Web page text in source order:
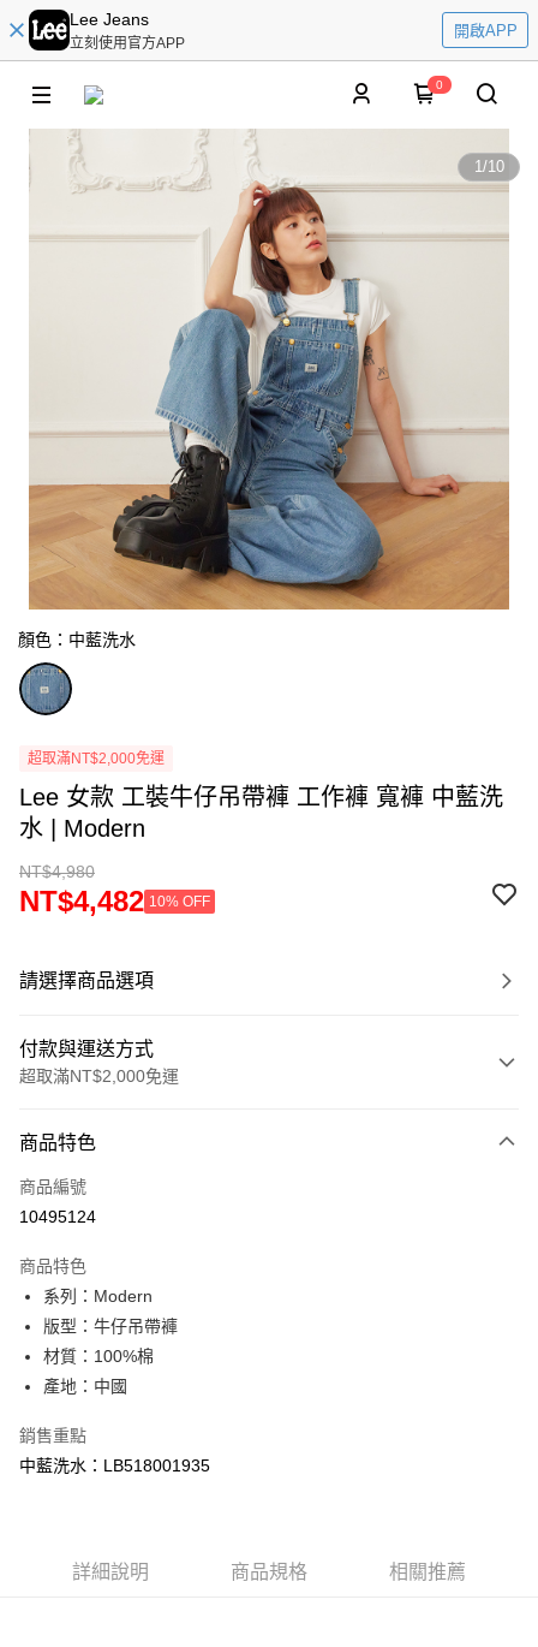
Lee Jeans
立刻使用官方APP
開啟APP
0
1/10
顏色：中藍洗水
超取滿NT$2,000免運
Lee 女款 工裝牛仔吊帶褲 工作褲 寬褲 中藍洗
水 | Modern
NT$4,980
NT$4,482 10% OFF
請選擇商品選項
付款與運送方式
超取滿NT$2,000免運
信用卡一次付款
信用卡分期付款
合作金庫商業銀行
華南商業銀行
上海商業儲蓄銀行
國泰世華商業銀行
臺灣中小企業銀行
聯邦商業銀行
元大商業銀行
超商取貨付款
LINE Pay
Apple Pay
Google Pay
相關說明
商品特色
商品編號
10495124
商品特色
系列：Modern
版型：牛仔吊帶褲
材質：100%棉
產地：中國
銷售重點
中藍洗水：LB518001935
詳細說明 商品規格 相關推薦